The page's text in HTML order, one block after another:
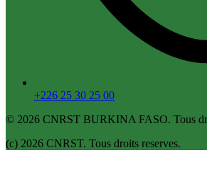
+226 25 30 25 00
© 2026 CNRST BURKINA FASO. Tous
(c) 2026 CNRST. Tous droits reserves.